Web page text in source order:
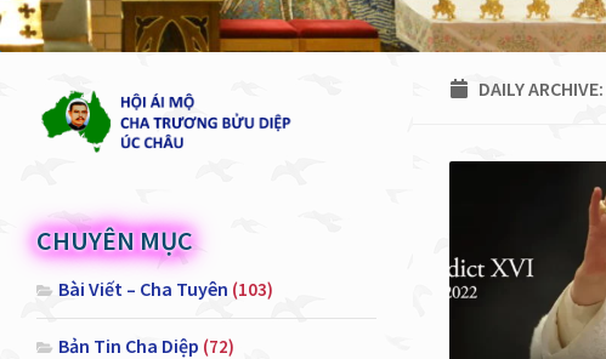
DAILY ARCHIVE:
CHUYÊN MỤC
Bài Viết – Cha Tuyên (103)
Bản Tin Cha Diệp (72)